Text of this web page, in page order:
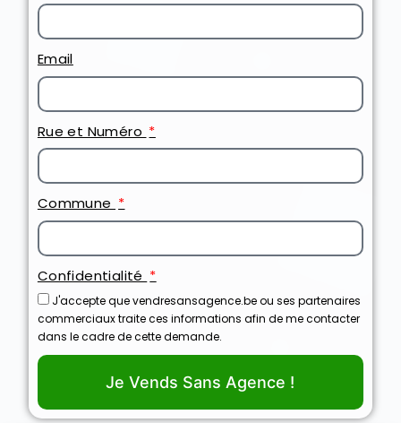
Email
Rue et Numéro
Commune
Confidentialité
J'accepte que vendresansagence.be ou ses partenaires
commerciaux traite ces informations afin de me contacter
dans le cadre de cette demande.
Je Vends Sans Agence !